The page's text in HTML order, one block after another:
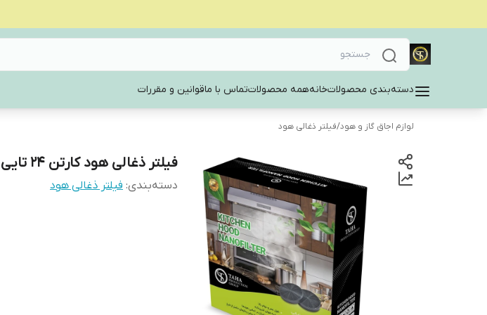
دسته‌بندی محصولاتخانههمه محصولاتتماس با ماقوانین و مقررات
لوازم اجاق گاز و هود/فیلتر ذغالی هود
فیلتر ذغالی هود کارتن 24 تایی فیلتر زغالی
دسته‌بندی: فیلتر ذغالی هود